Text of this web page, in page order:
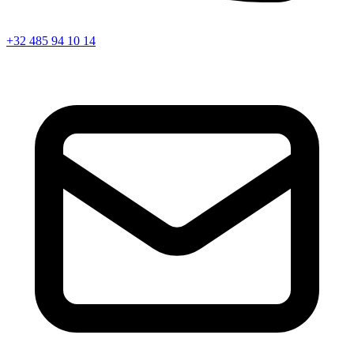
+32 485 94 10 14